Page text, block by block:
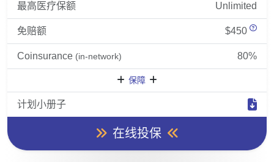
最高医疗保额 Unlimited
免赔额 $450
Coinsurance (in-network) 80%
保障
计划小册子
在线投保